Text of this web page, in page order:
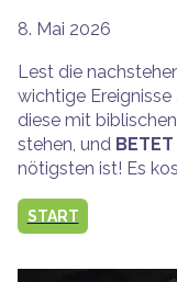
8. Mai 2026
Lest die
wichtige
diese mit
stehen, und BETET
nötigsten ist! Es
START